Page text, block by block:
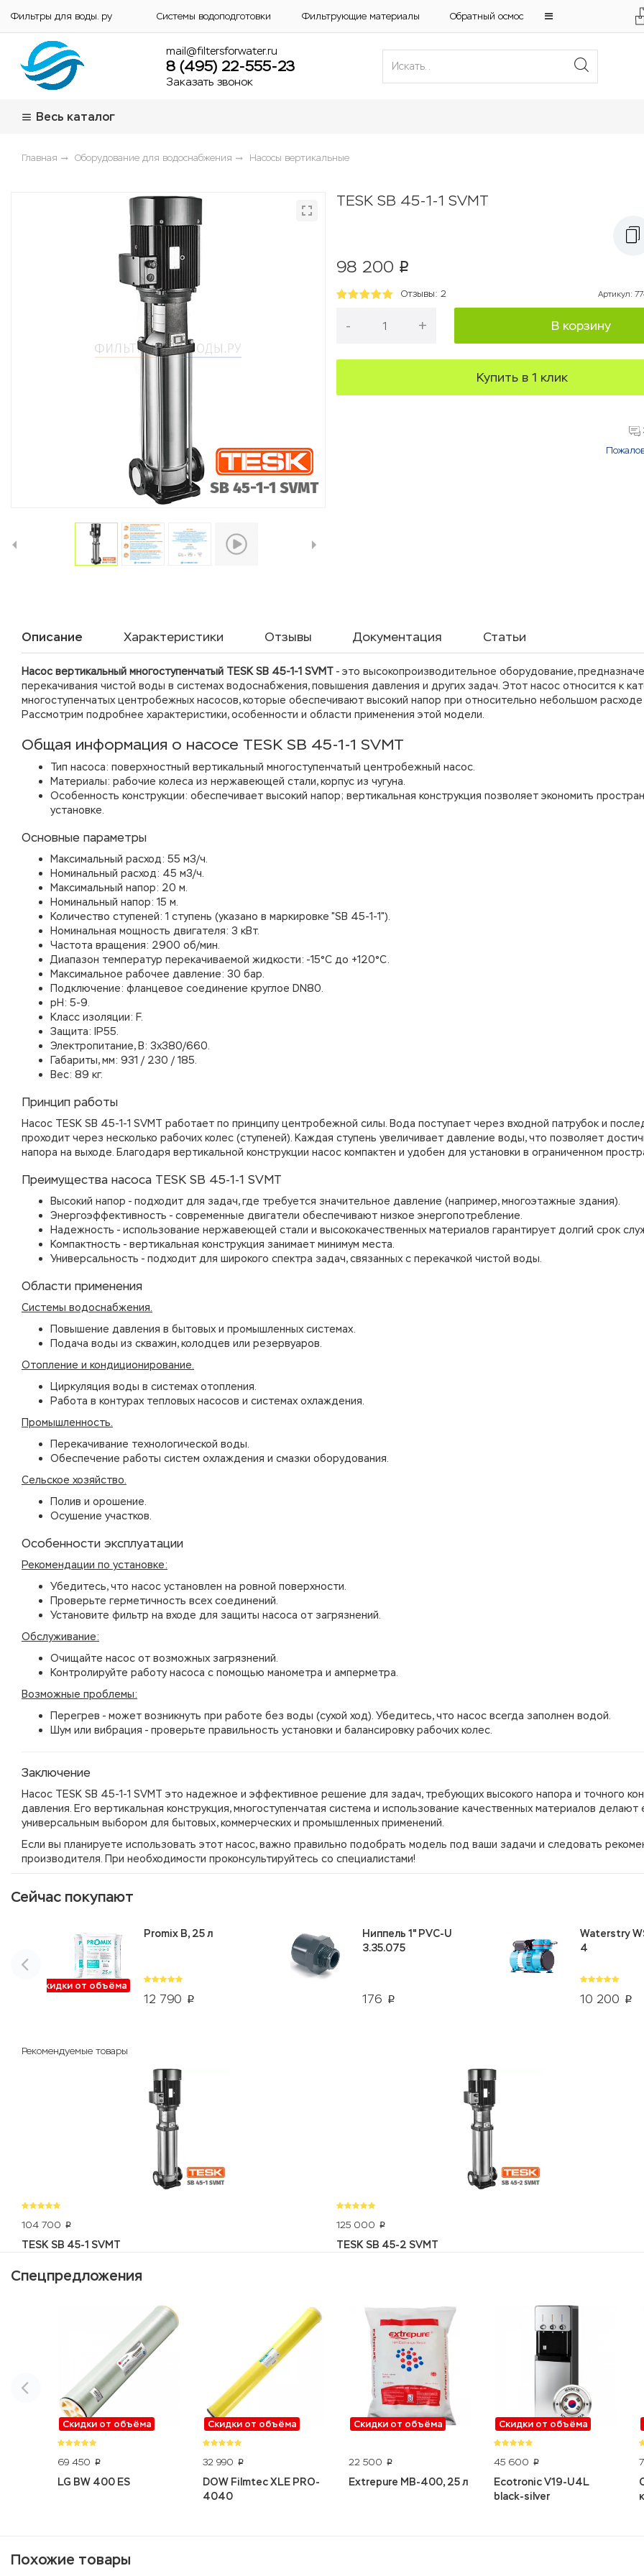
Фильтры для воды. ру Системы водоподготовки Фильтрующие материалы Обратный осмос
mail@filtersforwater.ru
8 (495) 22-555-23
Заказать звонок
Весь каталог
Главная Оборудование для водоснабжения Насосы вертикальные
TESK SB 45-1-1 SVMT
98 200 p
Отзывы: 2 Артикул:
- + В корзину
Купить в 1 клик
Описание Характеристики Отзывы Документация Статьи
Насос вертикальный многоступенчатый TESK SB 45-1-1 SVMT - это высокопроизводительное оборудование,
перекачивания чистой воды в системах водоснабжения, повышения давления и других задач. Этот насос относится к
многоступенчатых центробежных насосов, которые обеспечивают высокий напор при относительно небольшом
Рассмотрим подробнее характеристики, особенности и области применения этой модели.
Общая информация о насосе TESK SB 45-1-1 SVMT
Тип насоса: поверхностный вертикальный многоступенчатый центробежный насос.
Материалы: рабочие колеса из нержавеющей стали, корпус из чугуна.
Особенность конструкции: обеспечивает высокий напор; вертикальная конструкция позволяет экономить
установке.
Основные параметры
Максимальный расход: 55 м3/ч.
Номинальный расход: 45 м3/ч.
Максимальный напор: 20 м.
Номинальный напор: 15 м.
Количество ступеней: 1 ступень (указано в маркировке "SB 45-1-1").
Номинальная мощность двигателя: 3 кВт.
Частота вращения: 2900 об/мин.
Диапазон температур перекачиваемой жидкости: -15°C до +120°C.
Максимальное рабочее давление: 30 бар.
Подключение: фланцевое соединение круглое DN80.
рН: 5-9.
Класс изоляции: F.
Защита: IP55.
Электропитание, В: 3х380/660.
Габариты, мм: 931 / 230 / 185.
Вес: 89 кг.
Принцип работы
Насос TESK SB 45-1-1 SVMT работает по принципу центробежной силы. Вода поступает через входной патрубок и
проходит через несколько рабочих колес (ступеней). Каждая ступень увеличивает давление воды, что позволяет
напора на выходе. Благодаря вертикальной конструкции насос компактен и удобен для установки в ограниченном
Преимущества насоса TESK SB 45-1-1 SVMT
Высокий напор - подходит для задач, где требуется значительное давление (например, многоэтажные здания).
Энергоэффективность - современные двигатели обеспечивают низкое энергопотребление.
Надежность - использование нержавеющей стали и высококачественных материалов гарантирует долгий срок
Компактность - вертикальная конструкция занимает минимум места.
Универсальность - подходит для широкого спектра задач, связанных с перекачкой чистой воды.
Области применения
Системы водоснабжения.
Повышение давления в бытовых и промышленных системах.
Подача воды из скважин, колодцев или резервуаров.
Отопление и кондиционирование.
Циркуляция воды в системах отопления.
Работа в контурах тепловых насосов и системах охлаждения.
Промышленность.
Перекачивание технологической воды.
Обеспечение работы систем охлаждения и смазки оборудования.
Сельское хозяйство.
Полив и орошение.
Осушение участков.
Особенности эксплуатации
Рекомендации по установке:
Убедитесь, что насос установлен на ровной поверхности.
Проверьте герметичность всех соединений.
Установите фильтр на входе для защиты насоса от загрязнений.
Обслуживание:
Очищайте насос от возможных загрязнений.
Контролируйте работу насоса с помощью манометра и амперметра.
Возможные проблемы:
Перегрев - может возникнуть при работе без воды (сухой ход). Убедитесь, что насос всегда заполнен водой.
Шум или вибрация - проверьте правильность установки и балансировку рабочих колес.
Заключение
Насос TESK SB 45-1-1 SVMT это надежное и эффективное решение для задач, требующих высокого напора и точного
давления. Его вертикальная конструкция, многоступенчатая система и использование качественных материалов делают
универсальным выбором для бытовых, коммерческих и промышленных применений.
Если вы планируете использовать этот насос, важно правильно подобрать модель под ваши задачи и следовать
производителя. При необходимости проконсультируйтесь со специалистами!
Сейчас покупают
Скидки от объёма
12 790 p
Promix B, 25 л
176 p
Ниппель 1" PVC-U
3.35.075
10 200 p
Waterstry
4
Рекомендуемые товары
104 700 p
TESK SB 45-1 SVMT
125 000 p
TESK SB 45-2 SVMT
Спецпредложения
Скидки от объёма
69 450 p
LG BW 400 ES
Скидки от объёма
32 990 p
DOW Filmtec XLE PRO-
4040
Скидки от объёма
22 500 p
Extrepure MB-400, 25 л
Скидки от объёма
45 600 p
Ecotronic V19-U4L
black-silver
Похожие товары